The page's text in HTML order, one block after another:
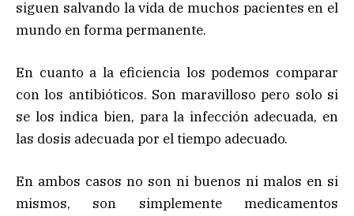
siguen salvando la vida de muchos pacientes en el
mundo en forma permanente.
En cuanto a la eficiencia los podemos comparar
con los antibióticos. Son maravilloso pero solo si
se los indica bien, para la infección adecuada, en
las dosis adecuada por el tiempo adecuado.
En ambos casos no son ni buenos ni malos en si
mismos, son simplemente medicamentos